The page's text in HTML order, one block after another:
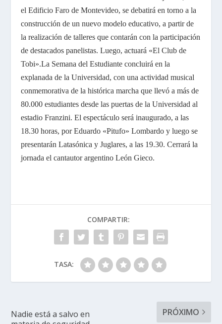
el Edificio Faro de Montevideo, se debatirá en torno a la
construcción de un nuevo modelo educativo, a partir de
la realización de talleres que contarán con la participación
de destacados panelistas. Luego, actuará «El Club de
Tobi».La Semana del Estudiante concluirá en la
explanada de la Universidad, con una actividad musical
conmemorativa de la histórica marcha que llevó a más de
80.000 estudiantes desde las puertas de la Universidad al
estadio Franzini. El espectáculo será inaugurado, a las
18.30 horas, por Eduardo «Pitufo» Lombardo y luego se
presentarán Latasónica y Juglares, a las 19.30. Cerrará la
jornada el cantautor argentino León Gieco.
COMPARTIR:
TASA:
Nadie está a salvo en
PRÓXIMO